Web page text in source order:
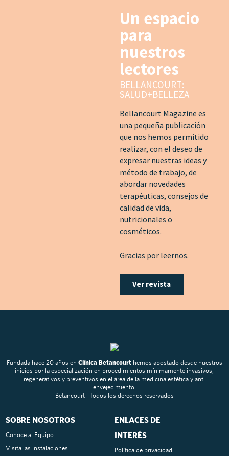
Un espacio
para
nuestros
lectores
BELLANCOURT:
SALUD+BELLEZA
Bellancourt Magazine es
una pequeña publicación
que nos hemos permitido
realizar, con el deseo de
expresar nuestras ideas y
método de trabajo, de
abordar novedades
terapéuticas, consejos de
calidad de vida,
nutricionales o
cosméticos.
Gracias por leernos.
Ver revista
Fundada hace 20 años en Clínica Betancourthemos apostado desde nuestros
inicios por la especialización en procedimientos mínimamente invasivos,
regenerativos y preventivos en el área de la medicina estética y anti
envejecimiento.
Betancourt · Todos los derechos reservados
SOBRE NOSOTROS
Conoce al Equipo
Visita las instalaciones
ENLACES DE
INTERÉS
Política de privacidad